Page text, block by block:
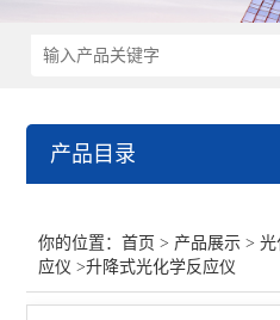
产品目录
超声波反应釜
你的位置：首页 > 产品展示 >光
应仪 >升降式光化学反应仪